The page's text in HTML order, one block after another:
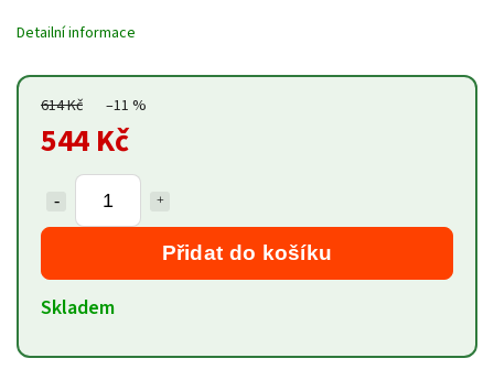
614 Kč –11 %
544 Kč
Přidat do košíku
Skladem
Detailní informace